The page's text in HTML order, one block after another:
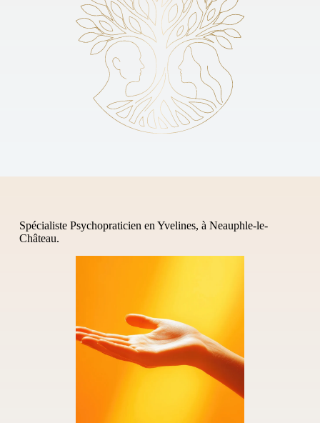
Spécialiste Psychopraticien en Yvelines, à Neauphle-le-
Château.